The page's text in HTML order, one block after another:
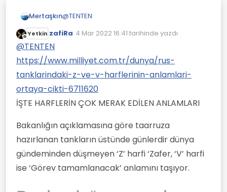
Mertaşkın@TENTEN
:)))
Çevrimdışı
Yetkin zafiRa 4 Mar 2022 16:41 tarihinde yazdı
Son düzenleyen:
@TENTEN
https://www.milliyet.com.tr/dunya/rus-
tanklarindaki-z-ve-v-harflerinin-anlamlari-
ortaya-cikti-6711620
İŞTE HARFLERİN ÇOK MERAK EDİLEN ANLAMLARI
Bakanlığın açıklamasına göre taarruza
hazırlanan tankların üstünde günlerdir dünya
gündeminden düşmeyen ‘Z’ harfi ‘Zafer, ‘V’ harfi
ise ‘Görev tamamlanacak’ anlamını taşıyor.